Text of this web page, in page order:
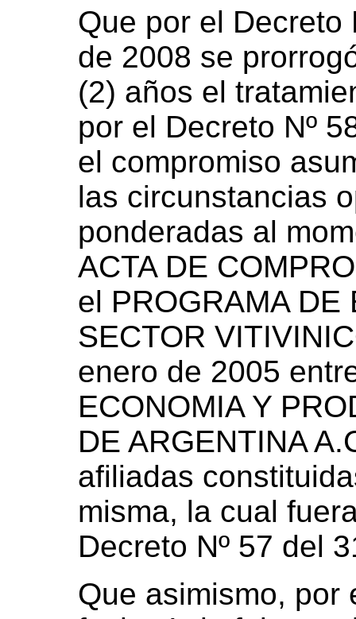
Que por el Decreto
de 2008 se
(2) años el
por el Decreto Nº
el compromiso
las circunstancias
ponderadas al
ACTA DE
el PROGRAMA DE
SECTOR
enero de 2005
ECONOMIA Y
DE ARGENTINA
afiliadas
misma, la cual
Decreto Nº 57 del
Que asimismo, por